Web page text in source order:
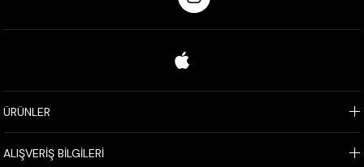
ÜRÜNLER
ALIŞVERİŞ BİLGİLERİ